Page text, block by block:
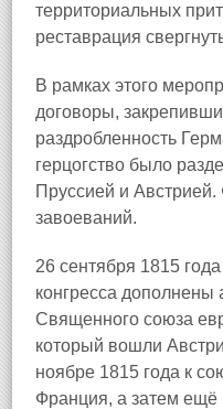
территориальных
реставрация
В рамках этого
договоры,
раздробленность
герцогство было
Пруссией и
завоеваний.
26 сентября 1815
конгресса дополнены
Священного союза
который вошли
ноябре 1815 года к
Франция, а затем ещё